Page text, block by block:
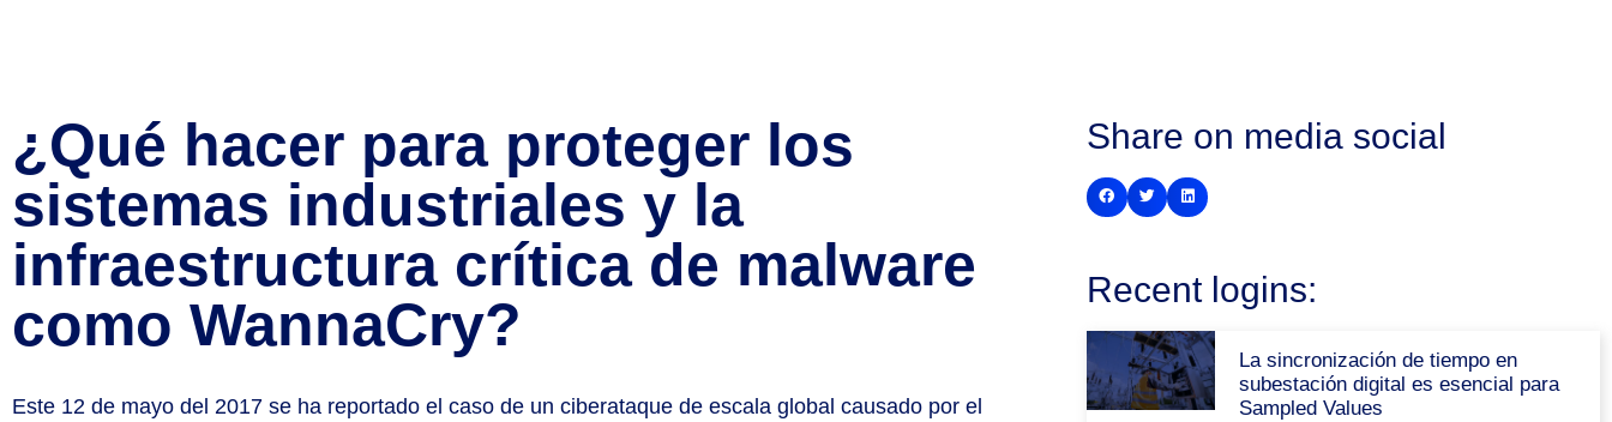
¿Qué hacer para proteger los
sistemas industriales y la
infraestructura crítica de malware
como WannaCry?
Este 12 de mayo del 2017 se ha reportado el caso de un ciberataque de escala global causado por el
Share on media social
Recent logins:
La sincronización de tiempo en
subestación digital es esencial para
Sampled Values